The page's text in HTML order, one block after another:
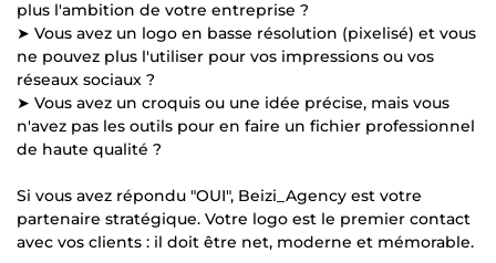
plus l'ambition de votre entreprise ?
➤ Vous avez un logo en basse résolution (pixelisé) et vous
ne pouvez plus l'utiliser pour vos impressions ou vos
réseaux sociaux ?
➤ Vous avez un croquis ou une idée précise, mais vous
n'avez pas les outils pour en faire un fichier professionnel
de haute qualité ?
Si vous avez répondu "OUI", Beizi_Agency est votre
partenaire stratégique. Votre logo est le premier contact
avec vos clients : il doit être net, moderne et mémorable.